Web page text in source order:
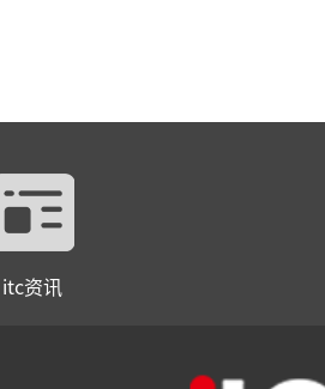
itc资讯